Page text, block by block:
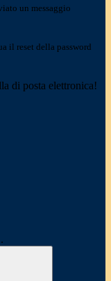
un messaggio
il reset della password
di posta elettronica!